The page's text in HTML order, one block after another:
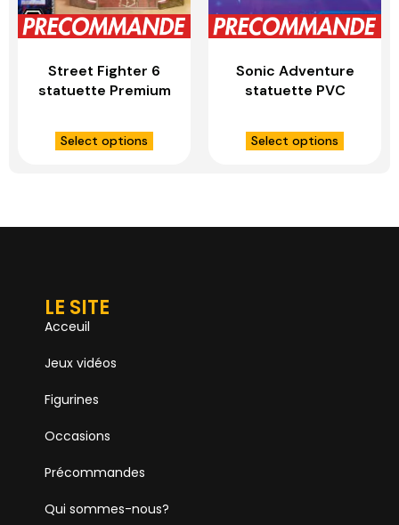
Street Fighter 6
statuette Premium
1/4 Marisa Ultimate
Bonus Version –
Select options
Sonic Adventure
statuette PVC
Hedgehog
Collector’s Edition
Select options
LE SITE
Acceuil
Jeux vidéos
Figurines
Occasions
Précommandes
Qui sommes-nous?